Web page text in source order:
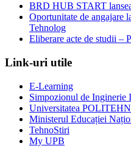
BRD HUB START
Oportunitate de
Tehnolog
Eliberare acte de studii –
Link-uri utile
E-Learning
Simpozionul de Inginerie
Universitatea
Ministerul Educației
TehnoStiri
My UPB